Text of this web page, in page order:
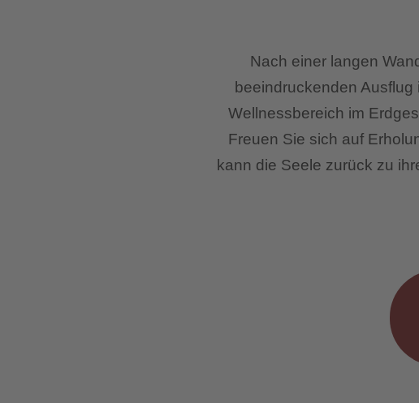
Nach einer langen
beeindruckenden Ausflug
Wellnessbereich im
Freuen Sie sich auf
kann die Seele zurück zu